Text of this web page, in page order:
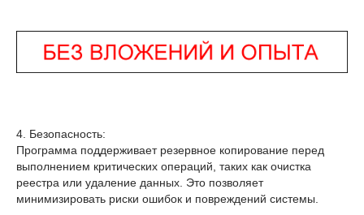
4. Безопасность:
Программа поддерживает резервное копирование перед
выполнением критических операций, таких как очистка
реестра или удаление данных. Это позволяет
минимизировать риски ошибок и повреждений системы.